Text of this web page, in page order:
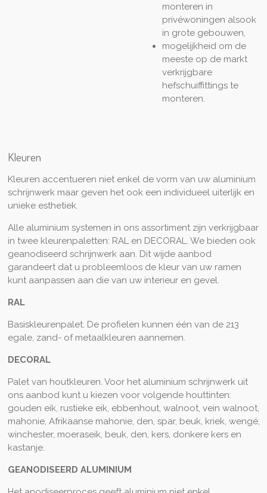
monteren in
privéwoningen alsook
in grote gebouwen,
mogelijkheid om de
meeste op de markt
verkrijgbare
hefschuiffittings te
monteren.
Kleuren
Kleuren accentueren niet enkel de vorm van uw aluminium
schrijnwerk maar geven het ook een individueel uiterlijk en
unieke esthetiek.
Alle aluminium systemen in ons assortiment zijn verkrijgbaar
in twee kleurenpaletten: RAL en DECORAL. We bieden ook
geanodiseerd schrijnwerk aan. Dit wijde aanbod
garandeert dat u probleemloos de kleur van uw ramen
kunt aanpassen aan die van uw interieur en gevel.
RAL
Basiskleurenpalet. De profielen kunnen één van de 213
egale, zand- of metaalkleuren aannemen.
DECORAL
Palet van houtkleuren. Voor het aluminium schrijnwerk uit
ons aanbod kunt u kiezen voor volgende houttinten:
gouden eik, rustieke eik, ebbenhout, walnoot, vein walnoot,
mahonie, Afrikaanse mahonie, den, spar, beuk, kriek, wengé,
winchester, moeraseik, beuk, den, kers, donkere kers en
kastanje.
GEANODISEERD ALUMINIUM